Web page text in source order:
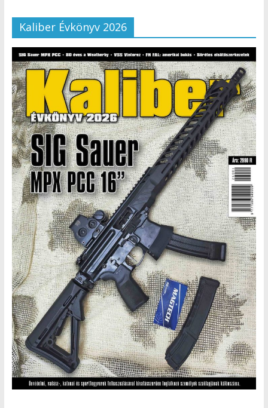
Kaliber Évkönyv 2026